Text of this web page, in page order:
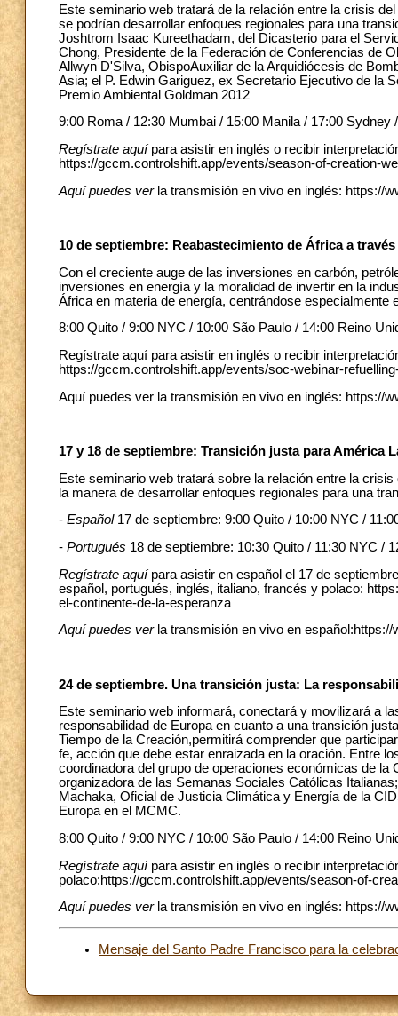
Este seminario web tratará de la relación entre la crisis
se podrían desarrollar enfoques regionales para una
Joshtrom Isaac Kureethadam, del Dicasterio para el
Chong, Presidente de la Federación de Conferencias de
Allwyn D'Silva, ObispoAuxiliar de la Arquidiócesis de
Asia; el P. Edwin Gariguez, ex Secretario Ejecutivo de la
Premio Ambiental Goldman 2012
9:00 Roma / 12:30 Mumbai / 15:00 Manila / 17:00 Sydney
Regístrate aquípara asistir en inglés o recibir
https://gccm.controlshift.app/events/season-of-creation-
Aquí puedes verla transmisión en vivo en inglés: https://
10 de septiembre: Reabastecimiento de África a
Con el creciente auge de las inversiones en carbón,
inversiones en energía y la moralidad de invertir en la
África en materia de energía, centrándose especialmente
8:00 Quito / 9:00 NYC / 10:00 São Paulo / 14:00 Reino
Regístrate aquí para asistir en inglés o recibir
https://gccm.controlshift.app/events/soc-webinar-
Aquí puedes ver la transmisión en vivo en inglés: https://
17 y 18 de septiembre: Transición justa para América
Este seminario web tratará sobre la relación entre la
la manera de desarrollar enfoques regionales para una
- Español17 de septiembre: 9:00 Quito / 10:00 NYC /
- Portugués 18 de septiembre: 10:30 Quito / 11:30 NYC /
Regístrate aquípara asistir en español el 17 de
español, portugués, inglés, italiano, francés y polaco:
el-continente-de-la-esperanza
Aquí puedes verla transmisión en vivo en
24 de septiembre. Una transición justa: La
Este seminario web informará, conectará y movilizará a
responsabilidad de Europa en cuanto a una transición
Tiempo de la Creación,permitirá comprender que
fe, acción que debe estar enraizada en la oración. Entre
coordinadora del grupo de operaciones económicas de
organizadora de las Semanas Sociales Católicas
Machaka, Oficial de Justicia Climática y Energía de la
Europa en el MCMC.
8:00 Quito / 9:00 NYC / 10:00 São Paulo / 14:00 Reino
Regístrate aquípara asistir en inglés o recibir
polaco:https://gccm.controlshift.app/events/season-of-
Aquí puedes verla transmisión en vivo en inglés: https://
Mensaje del Santo Padre Francisco para la